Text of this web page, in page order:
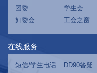
团委 学生会
妇委会
工会之窗
在线服务
短信/学生电话 DD90答疑